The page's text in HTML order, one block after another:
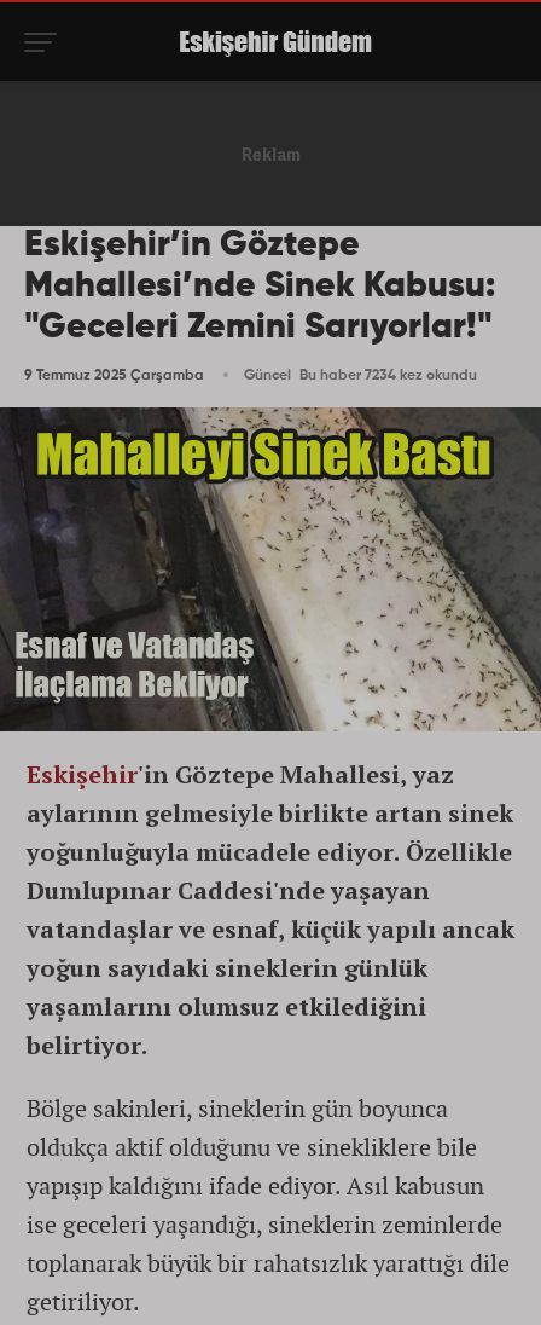
Eskişehir’in Göztepe
Mahallesi’nde Sinek Kabusu:
"Geceleri Zemini Sarıyorlar!"
9 Temmuz 2025 Çarşamba Güncel Bu haber 7234 kez okundu
Eskişehir'in Göztepe Mahallesi, yaz
aylarının gelmesiyle birlikte artan sinek
yoğunluğuyla mücadele ediyor. Özellikle
Dumlupınar Caddesi'nde yaşayan
vatandaşlar ve esnaf, küçük yapılı ancak
yoğun sayıdaki sineklerin günlük
yaşamlarını olumsuz etkilediğini
belirtiyor.
Bölge sakinleri, sineklerin gün boyunca
oldukça aktif olduğunu ve sinekliklere bile
yapışıp kaldığını ifade ediyor. Asıl kabusun
ise geceleri yaşandığı, sineklerin zeminlerde
toplanarak büyük bir rahatsızlık yarattığı dile
getiriliyor.